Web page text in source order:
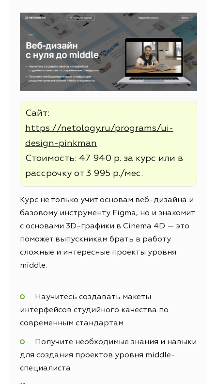
Сайт:
https://netology.ru/programs/ui-
design-pinkman
Стоимость: 47 940 р. за курс или в
рассрочку от 3 995 р./мес.
Курс не только учит основам веб-дизайна и
базовому инструменту Figma, но и знакомит
с основами 3D-графики в Cinema 4D — это
поможет выпускникам брать в работу
сложные и интересные проекты уровня
middle.
Научитесь создавать макеты
интерфейсов студийного качества по
современным стандартам
Получите необходимые знания и навыки
для создания проектов уровня middle-
специалиста